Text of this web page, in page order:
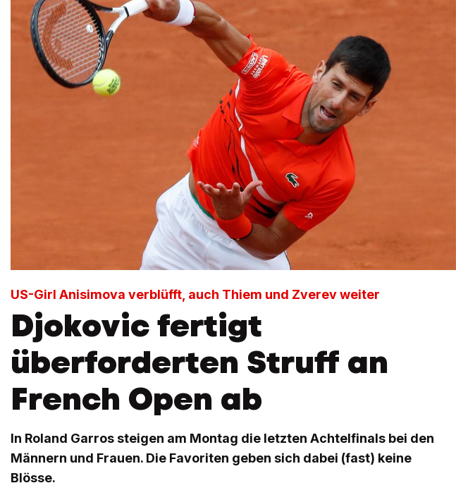
US-Girl Anisimova verblüfft, auch Thiem und Zverev weiter
Djokovic fertigt
überforderten Struff an
French Open ab
In Roland Garros steigen am Montag die letzten Achtelfinals bei den
Männern und Frauen. Die Favoriten geben sich dabei (fast) keine
Blösse.